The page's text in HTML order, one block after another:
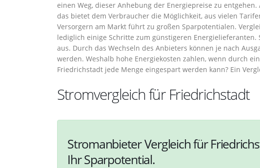
einen Weg, dieser Anhebung der Energiepreise zu
das bietet dem Verbraucher die Möglichkeit, aus vielen
Versorgern am Markt führt zu großen Sparpotentialen.
lediglich einige Schritte zum günstigeren Energielieferanten.
aus. Durch das Wechseln des Anbieters können je nach
werden. Weshalb hohe Energiekosten zahlen, wenn durch
Friedrichstadt jede Menge eingespart werden kann? Ein
Stromvergleich für Friedrichstadt
Stromanbieter Vergleich für
Ihr Sparpotential.